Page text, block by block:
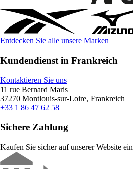
Entdecken Sie alle unsere Marken
Kundendienst in Frankreich
Kontaktieren Sie uns
11 rue Bernard Maris
37270 Montlouis-sur-Loire, Frankreich
+33 1 86 47 62 58
Sichere Zahlung
Kaufen Sie sicher auf unserer Website ein